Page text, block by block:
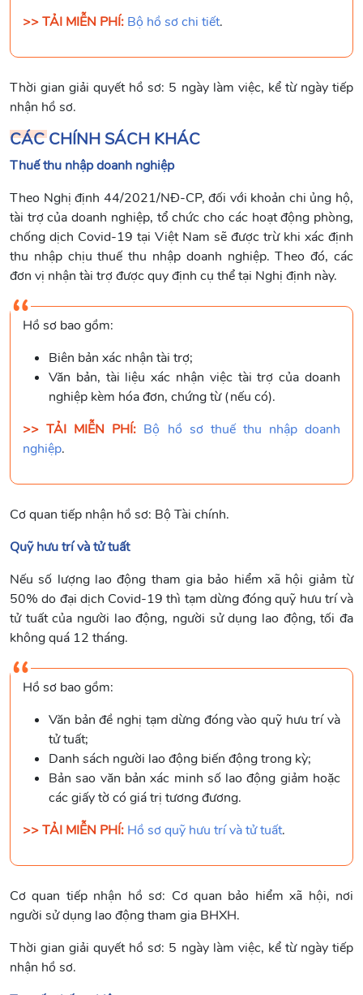
>> TẢI MIỄN PHÍ: Bộ hồ sơ chi tiết.
Thời gian giải quyết hồ sơ: 5 ngày làm việc, kể từ ngày tiếp
nhận hồ sơ.
CÁC CHÍNH SÁCH KHÁC
Thuế thu nhập doanh nghiệp
Theo Nghị định 44/2021/NĐ-CP, đối với khoản chi ủng hộ,
tài trợ của doanh nghiệp, tổ chức cho các hoạt động phòng,
chống dịch Covid-19 tại Việt Nam sẽ được trừ khi xác định
thu nhập chịu thuế thu nhập doanh nghiệp. Theo đó, các
đơn vị nhận tài trợ được quy định cụ thể tại Nghị định này.
Hồ sơ bao gồm:
Biên bản xác nhận tài trợ;
Văn bản, tài liệu xác nhận việc tài trợ của doanh
nghiệp kèm hóa đơn, chứng từ (nếu có).
>> TẢI MIỄN PHÍ: Bộ hồ sơ thuế thu nhập doanh
nghiệp.
Cơ quan tiếp nhận hồ sơ: Bộ Tài chính.
Quỹ hưu trí và tử tuất
Nếu số lượng lao động tham gia bảo hiểm xã hội giảm từ
50% do đại dịch Covid-19 thì tạm dừng đóng quỹ hưu trí và
tử tuất của người lao động, người sử dụng lao động, tối đa
không quá 12 tháng.
Hồ sơ bao gồm:
Văn bản đề nghị tạm dừng đóng vào quỹ hưu trí và
tử tuất;
Danh sách người lao động biến động trong kỳ;
Bản sao văn bản xác minh số lao động giảm hoặc
các giấy tờ có giá trị tương đương.
>> TẢI MIỄN PHÍ: Hồ sơ quỹ hưu trí và tử tuất.
Cơ quan tiếp nhận hồ sơ: Cơ quan bảo hiểm xã hội, nơi
người sử dụng lao động tham gia BHXH.
Thời gian giải quyết hồ sơ: 5 ngày làm việc, kể từ ngày tiếp
nhận hồ sơ.